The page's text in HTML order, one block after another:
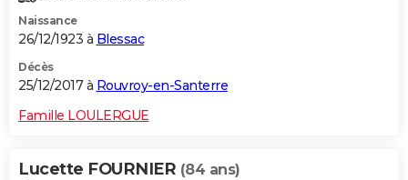
Naissance
26/12/1923 à Blessac
Décès
25/12/2017 à Rouvroy-en-Santerre
Famille LOULERGUE
Lucette FOURNIER (84 ans)